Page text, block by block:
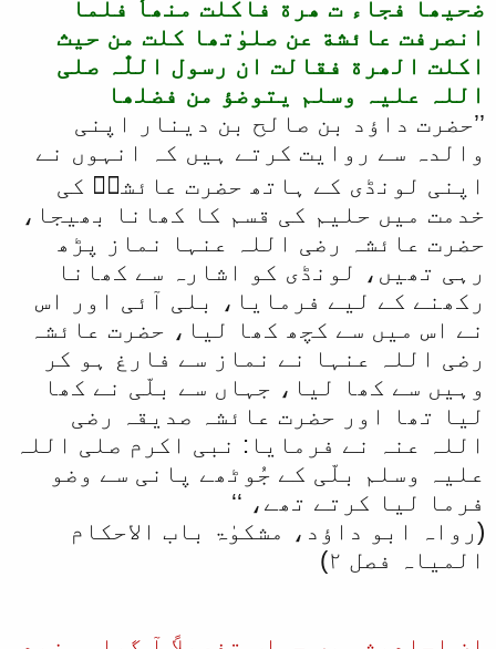
ضحیھا فجاء ت ھرة فاکلت منھأ فلما
انصرفت عائشة عن صلوٰتھا کلت من حیث
اکلت الھرة فقالت ان رسول اللّٰہ صلی
اللہ علیہ وسلم یتوضؤ من فضلھا
’’حضرت داؤد بن صالح بن دینار اپنی
والدہ سے روایت کرتے ہیں کہ انہوں نے
اپنی لونڈی کے ہاتھ حضرت عائشہؓ کی
خدمت میں حلیم کی قسم کا کھانا بھیجا،
حضرت عائشہ رضی اللہ عنہا نماز پڑھ
رہی تھیں، لونڈی کو اشارہ سے کھانا
رکھنے کے لیے فرمایا، بلی آئی اور اس
نے اس میں سے کچھ کھا لیا، حضرت عائشہ
رضی اللہ عنہا نے نماز سے فارغ ہو کر
وہیں سے کھا لیا، جہاں سے بلّی نے کھا
لیا تھا اور حضرت عائشہ صدیقہ رضی
اللہ عنہ نے فرمایا: نبی اکرم صلی اللہ
علیہ وسلم بلّی کے جُوٹھے پانی سے وضو
فرما لیا کرتے تھے، ‘‘
(رواہ ابو داؤد، مشکوٰۃ باب الاحکام
المیاہ فصل ۲)